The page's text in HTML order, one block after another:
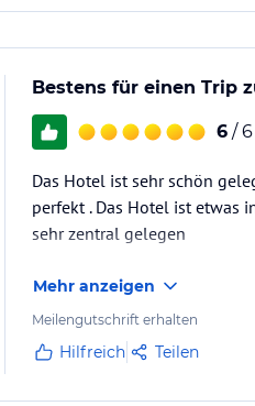
Bestens für einen Trip
6 / 6
Das Hotel ist sehr schön
perfekt . Das Hotel ist etwas
sehr zentral gelegen
Mehr anzeigen
Meilengutschrift erhalten
Hilfreich Teilen